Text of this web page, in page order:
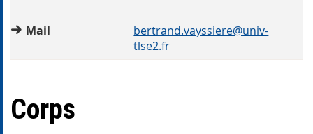
Mail
bertrand.vayssiere@univ-
tlse2.fr
Corps